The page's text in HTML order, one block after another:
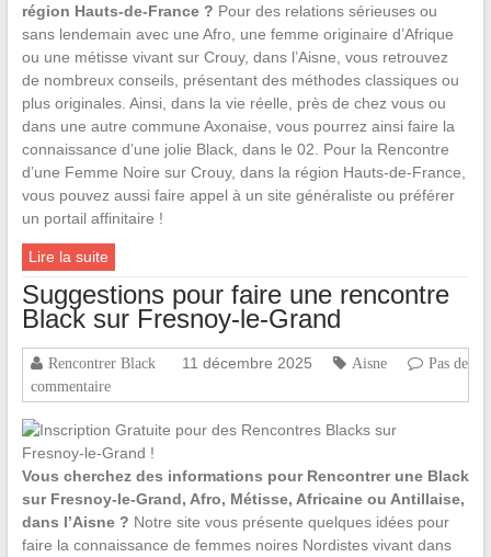
région Hauts-de-France ? Pour des relations sérieuses ou
sans lendemain avec une Afro, une femme originaire d’Afrique
ou une métisse vivant sur Crouy, dans l’Aisne, vous retrouvez
de nombreux conseils, présentant des méthodes classiques ou
plus originales. Ainsi, dans la vie réelle, près de chez vous ou
dans une autre commune Axonaise, vous pourrez ainsi faire la
connaissance d’une jolie Black, dans le 02. Pour la Rencontre
d’une Femme Noire sur Crouy, dans la région Hauts-de-France,
vous pouvez aussi faire appel à un site généraliste ou préférer
un portail affinitaire !
Lire la suite
Suggestions pour faire une rencontre
Black sur Fresnoy-le-Grand
Rencontrer Black 11 décembre 2025 Aisne
Pas de
commentaire
Vous cherchez des informations pour Rencontrer une Black
sur Fresnoy-le-Grand, Afro, Métisse, Africaine ou Antillaise,
dans l’Aisne ? Notre site vous présente quelques idées pour
faire la connaissance de femmes noires Nordistes vivant dans